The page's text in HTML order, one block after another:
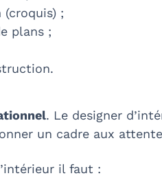
;
plans ;
. Le designer
un cadre aux
il faut :